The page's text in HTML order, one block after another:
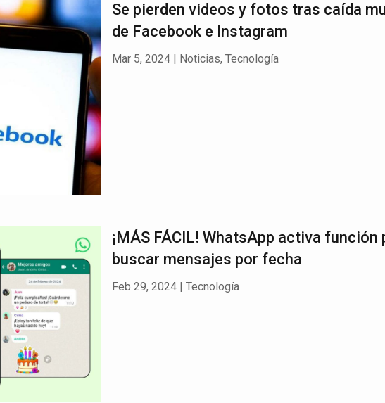
Se pierden videos y fotos tras caída
de Facebook e Instagram
Mar 5, 2024| Noticias, Tecnología
¡MÁS FÁCIL! WhatsApp activa función
buscar mensajes por fecha
Feb 29, 2024| Tecnología